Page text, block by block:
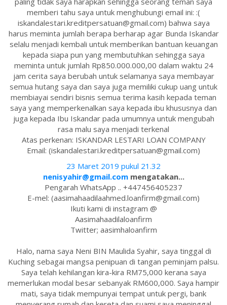
memberi tahu saya untuk menghubungi email ini: :(
iskandalestari.kreditpersatuan@gmail.com) bahwa saya
harus meminta jumlah berapa berharap agar Bunda Iskandar
selalu menjadi kembali untuk memberikan bantuan keuangan
kepada siapa pun yang membutuhkan sehingga saya
meminta untuk jumlah Rp850.000.000,00 dalam waktu 24
jam cerita saya berubah untuk selamanya saya membayar
semua hutang saya dan saya juga memiliki cukup uang untuk
membiayai sendiri bisnis semua terima kasih kepada teman
saya yang memperkenalkan saya kepada ibu khususnya dan
juga kepada Ibu Iskandar pada umumnya untuk mengubah
rasa malu saya menjadi terkenal
Atas perkenan: ISKANDAR LESTARI LOAN COMPANY
Email: (iskandalestari.kreditpersatuan@gmail.com)
23 Maret 2019 pukul 21.32
nenisyahir@gmail.commengatakan...
Pengarah WhatsApp .. +447456405237
E-mel: (aasimahaadilaahmed.loanfirm@gmail.com)
Ikuti kami di instagram @
Aasimahaadilaloanfirm
Twitter; aasimhaloanfirm
Halo, nama saya Neni BIN Maulida Syahir, saya tinggal di
Kuching sebagai mangsa penipuan di tangan peminjam palsu.
Saya telah kehilangan kira-kira RM75,000 kerana saya
memerlukan modal besar sebanyak RM600,000. Saya hampir
mati, saya tidak mempunyai tempat untuk pergi, bank